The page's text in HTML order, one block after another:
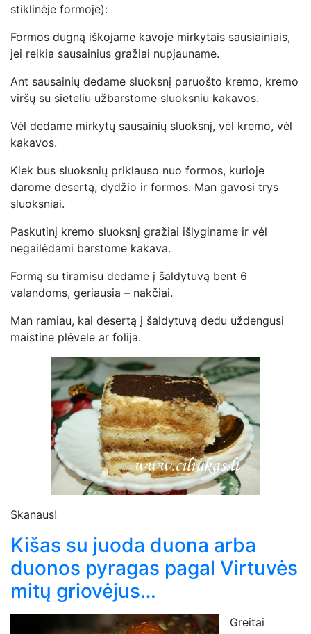
stiklinėje formoje):
Formos dugną iškojame kavoje mirkytais sausiainiais,
jei reikia sausainius gražiai nupjauname.
Ant sausainių dedame sluoksnį paruošto kremo, kremo
viršų su sieteliu užbarstome sluoksniu kakavos.
Vėl dedame mirkytų sausainių sluoksnį, vėl kremo, vėl
kakavos.
Kiek bus sluoksnių priklauso nuo formos, kurioje
darome desertą, dydžio ir formos. Man gavosi trys
sluoksniai.
Paskutinį kremo sluoksnį gražiai išlyginame ir vėl
negailėdami barstome kakava.
Formą su tiramisu dedame į šaldytuvą bent 6
valandoms, geriausia – nakčiai.
Man ramiau, kai desertą į šaldytuvą dedu uždengusi
maistine plėvele ar folija.
Skanaus!
Kišas su juoda duona arba
duonos pyragas pagal Virtuvės
mitų griovėjus…
Greitai